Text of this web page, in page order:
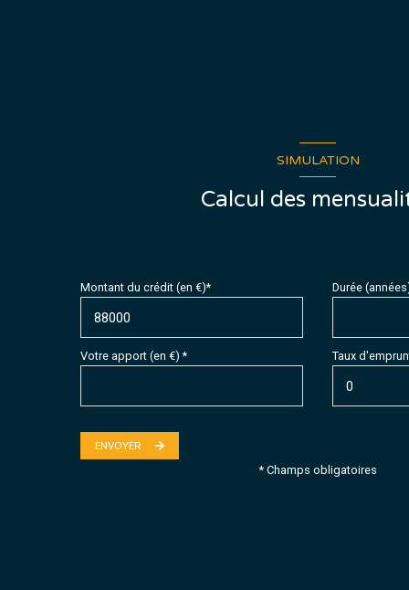
SIMULATION
Calcul des
Montant du crédit (en €)* Durée
Votre apport (en €) * Taux
ENVOYER
* Champs obligatoires